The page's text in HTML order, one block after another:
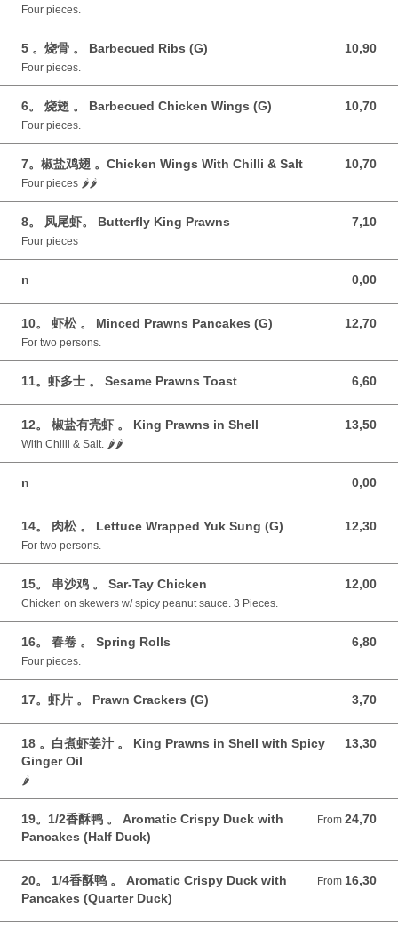
Four pieces.
5 。烧骨 。 Barbecued Ribs (G) 10,90
10,90 GBP
Four pieces.
6。 烧翅 。 Barbecued Chicken Wings (G) 10,70
10,70 GBP
Four‎ pieces.
7。椒盐鸡翅 。Chicken Wings With Chilli & Salt 10,70
10,70 GBP
Four pieces 🌶️🌶️
8。 凤尾虾。 Butterfly King Prawns 7,10
7,10 GBP
Four pieces
n 0,00
0,00 GBP
10。 虾松 。 Minced Prawns Pancakes (G) 12,70
12,70 GBP
For two persons.
11。虾多士 。 Sesame Prawns Toast 6,60
6,60 GBP
12。 椒盐有壳虾 。 King Prawns in Shell 13,50
13,50 GBP
With Chilli & Salt. 🌶️🌶️
n 0,00
0,00 GBP
14。 肉松 。 Lettuce Wrapped Yuk Sung (G) 12,30
12,30 GBP
For two persons.
15。 串沙鸡 。 Sar-Tay Chicken 12,00
12,00 GBP
Chicken on skewers w/ spicy peanut sauce. 3 Pieces.
16。 春卷 。 Spring Rolls 6,80
6,80 GBP
Four pieces.
17。虾片 。 Prawn Crackers (G) 3,70
3,70 GBP
18 。白煮虾姜汁 。 King Prawns in Shell with Spicy
Ginger Oil
13,30
13,30 GBP
🌶️
19。1/2香酥鸭 。 Aromatic Crispy Duck with
Pancakes (Half Duck)
From 24,70
From 24,70 GBP
20。 1/4香酥鸭 。 Aromatic Crispy Duck with
Pancakes (Quarter Duck)
From 16,30
From 16,30 GBP